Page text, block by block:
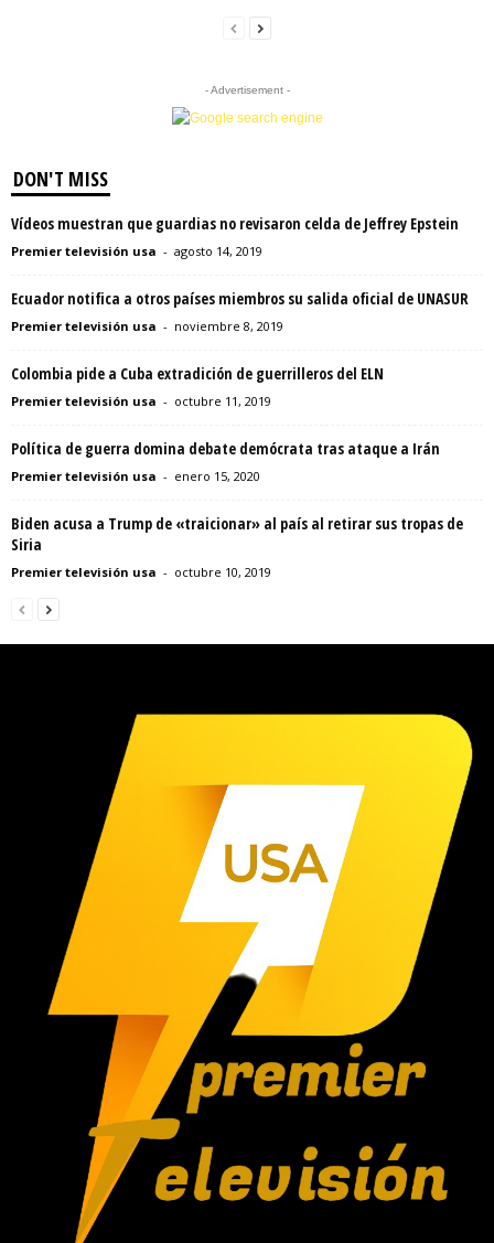
- Advertisement -
DON'T MISS
Vídeos muestran que guardias no revisaron celda de Jeffrey Epstein
Premier televisión usa - agosto 14, 2019
Ecuador notifica a otros países miembros su salida oficial de UNASUR
Premier televisión usa - noviembre 8, 2019
Colombia pide a Cuba extradición de guerrilleros del ELN
Premier televisión usa - octubre 11, 2019
Política de guerra domina debate demócrata tras ataque a Irán
Premier televisión usa - enero 15, 2020
Biden acusa a Trump de «traicionar» al país al retirar sus tropas de
Siria
Premier televisión usa - octubre 10, 2019